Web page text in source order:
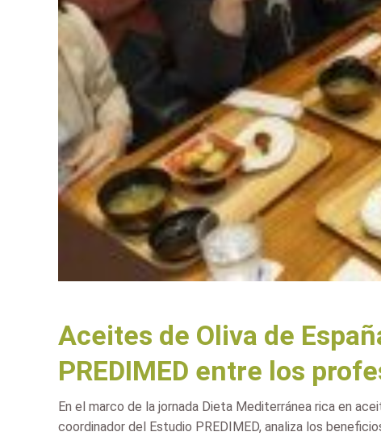
Aceites de Oliva de
PREDIMED entre los
En el marco de la jornada Dieta Mediterránea rica en
coordinador del Estudio PREDIMED, analiza los